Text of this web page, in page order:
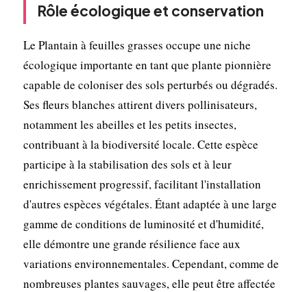
Rôle écologique et conservation
Le Plantain à feuilles grasses occupe une niche
écologique importante en tant que plante pionnière
capable de coloniser des sols perturbés ou dégradés.
Ses fleurs blanches attirent divers pollinisateurs,
notamment les abeilles et les petits insectes,
contribuant à la biodiversité locale. Cette espèce
participe à la stabilisation des sols et à leur
enrichissement progressif, facilitant l'installation
d'autres espèces végétales. Étant adaptée à une large
gamme de conditions de luminosité et d'humidité,
elle démontre une grande résilience face aux
variations environnementales. Cependant, comme de
nombreuses plantes sauvages, elle peut être affectée